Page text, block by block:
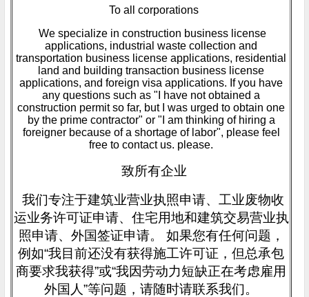
To all corporations
We specialize in construction business license
applications, industrial waste collection and
transportation business license applications, residential
land and building transaction business license
applications, and foreign visa applications. If you have
any questions such as "I have not obtained a
construction permit so far, but I was urged to obtain one
by the prime contractor" or "I am thinking of hiring a
foreigner because of a shortage of labor", please feel
free to contact us. please.
致所有企业
我们专注于建筑业营业执照申请、工业废物收
运业务许可证申请、住宅用地和建筑交易营业执
照申请、外国签证申请。 如果您有任何问题，
例如“我目前还没有获得施工许可证，但总承包
商要求我获得”或“我因劳动力短缺正在考虑雇用
外国人”等问题，请随时请联系我们。